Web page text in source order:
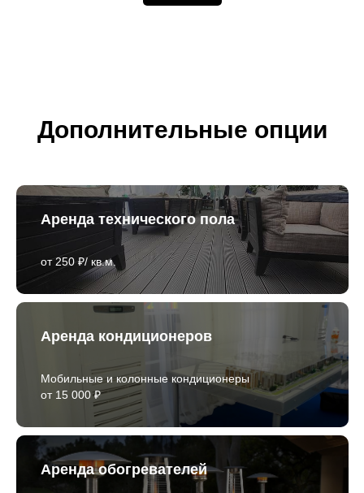
Дополнительные опции
Аренда технического пола
от 250 ₽/ кв.м.
Аренда кондиционеров
Мобильные и колонные кондиционеры
от 15 000 ₽
Аренда обогревателей